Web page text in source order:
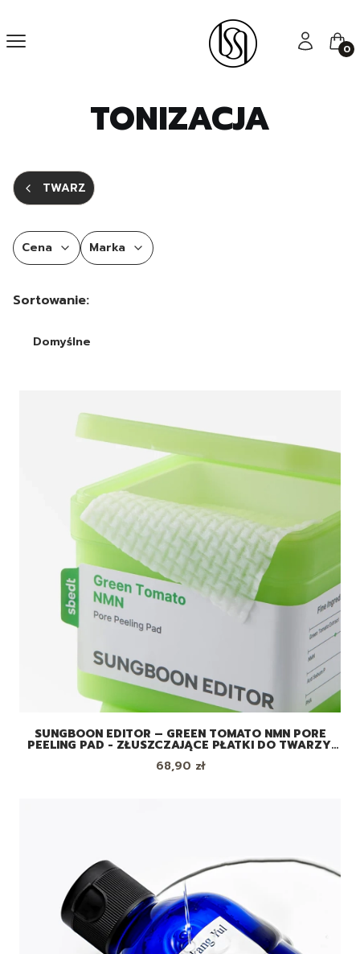
Menu Zaloguj się
TONIZACJA
TWARZ
Cena Marka
Lista produktów
Sortowanie:
Domyślne
SUNGBOON EDITOR – GREEN TOMATO NMN PORE
PEELING PAD - ZŁUSZCZAJĄCE PŁATKI DO TWARZY,
180ML
Cena
68,90 zł